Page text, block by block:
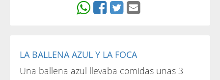
LA BALLENA AZUL Y LA FOCA
Una ballena azul llevaba comidas unas 3